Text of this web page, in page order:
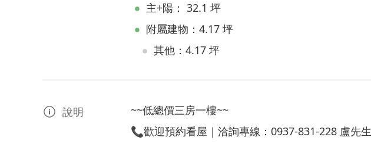
主+陽： 32.1 坪
附屬建物：4.17 坪
其他：4.17 坪
說明
~~低總價三房一樓~~
📞歡迎預約看屋｜洽詢專線：0937-831-228 盧先生